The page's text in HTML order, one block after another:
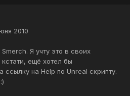
2010
Я учту это в своих
ещё хотел бы
ссылку на Help по Unreal скрипту.